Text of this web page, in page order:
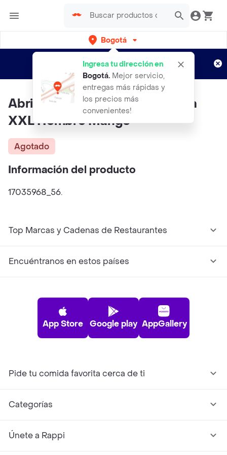
Bogotá
Ingresa tu dirección en
Bogotá. Mejor servicio,
entregas más rápidas y
los precios más
convenientes!
envíos gratis por semanas
Aplican TyC
Abrigo Parka Interval Navy Talla
XXL Hombre Mango
Agotado
Información del producto
17035968_56.
Top Marcas y Cadenas de Restaurantes
Encuéntranos en estos países
App Store Google play AppGallery
Pide tu comida favorita cerca de ti
Categorías
Únete a Rappi